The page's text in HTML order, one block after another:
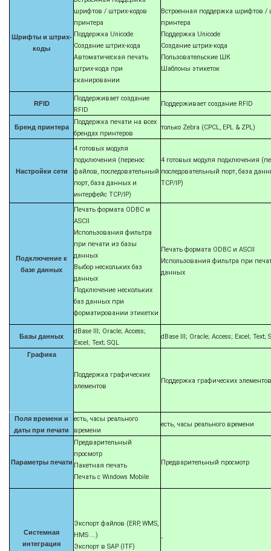
Шрифты и штрих-
коды
шрифтов / штрих-кодов
принтера
Поддержка Unicode
Создание штрих-кода
Автоматическая печать
штрих-кода при
сканировании
Встроенная поддержка шрифтов /
принтера
Поддержка Unicode
Создание штрих-кода
Пользовательские ШК
Шаблоны этикеток
RFID
Поддерживает создание
RFID
Поддерживает создание RFID
Бренд принтера
Поддержка печати на всех
брендах принтеров
только Zebra (CPCL, EPL & ZPL)
Настройки сети
4 готовых модуля
подключения (перенос
файлов, последовательный
порт, база данных и
интерфейс TCP/IP)
4 готовых модуля подключения
последовательный порт, база
TCP/IP)
Подключение к
базе данных
Печать формата ODBC и
ASCII
Использования фильтра
при печати из базы
данных
Выбор нескольких баз
данных
Подключение нескольких
баз данных при
форматировании этикетки
Печать формата ODBC и ASCII
Использования фильтра при
данных
Базы данных
dBase III; Oracle; Access;
Excel; Text; SQL
dBase III; Oracle; Access; Excel; Text;
Графика
Поддержка графических
элементов
Поддержка графических элементов
Поля времени и
даты при печати
есть, часы реального
времени
есть, часы реального времени
Параметры печати
Предварительный
просмотр
Пакетная печать
Печать с Windows Mobile
Предварительный просмотр
Системная
интеграция
Экспорт файлов (ERP, WMS,
HMS ...)
Экспорт в SAP (ITF)
-